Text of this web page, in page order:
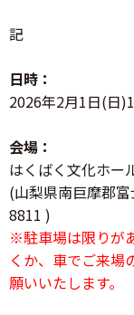
記
日時：
2026年2月1日(日
会場：
はくばく文化ホー
(山梨県南巨摩郡
8811 )
※駐車場は限りが
くか、車でご来場
願いいたします。